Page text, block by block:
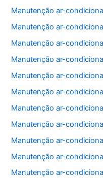
Manutenção ar-
Manutenção ar-
Manutenção ar-
Manutenção ar-
Manutenção ar-
Manutenção ar-
Manutenção ar-
Manutenção ar-
Manutenção ar-
Manutenção ar-
Manutenção ar-